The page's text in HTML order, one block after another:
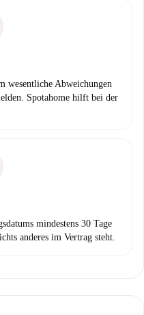
wesentliche Abweichungen
Spotahome hilft bei der
mindestens 30 Tage
anderes im Vertrag steht.